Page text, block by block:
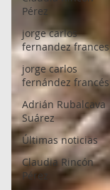
Pérez
jorge carlos
fernandez frances
jorge carlos
fernández francés
Adrián Rubalcava
Suárez
Últimas noticias
Claudia Rincón
Pérez